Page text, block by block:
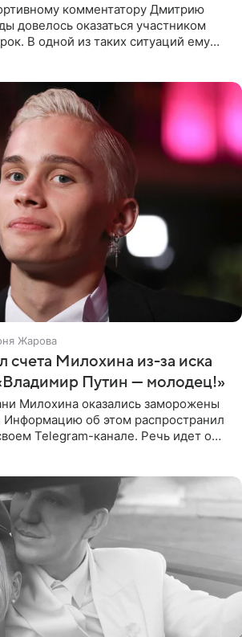
комментатору Дмитрию
довелось оказаться участником
В одной из таких ситуаций ему
Жарова
счета Милохина из-за иска
Путин — молодец!»
Милохина оказались заморожены
об этом распространил
Telegram-канале. Речь идет о